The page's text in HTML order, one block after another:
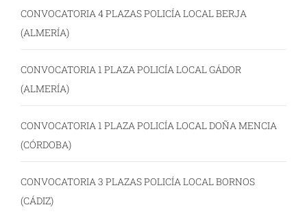
CONVOCATORIA 4 PLAZAS POLICÍA LOCAL BERJA
(ALMERÍA)
CONVOCATORIA 1 PLAZA POLICÍA LOCAL GÁDOR
(ALMERÍA)
CONVOCATORIA 1 PLAZA POLICÍA LOCAL DOÑA MENCIA
(CÓRDOBA)
CONVOCATORIA 3 PLAZAS POLICÍA LOCAL BORNOS
(CÁDIZ)